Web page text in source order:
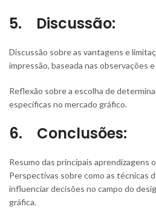
5. Discussão:
Discussão sobre as vantagens e
impressão, baseada nas observações
Reflexão sobre a escolha de
específicas no mercado gráfico.
6. Conclusões:
Resumo das principais aprendizagens
Perspectivas sobre como as técnicas
influenciar decisões no campo do
gráfica.